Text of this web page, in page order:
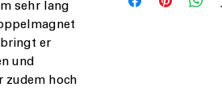
sehr lang
er
und
zudem hoch